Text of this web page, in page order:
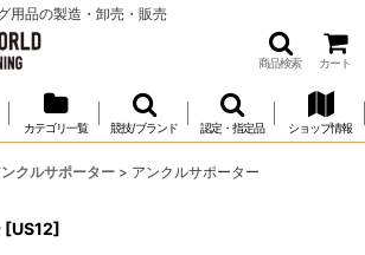
用品の製造・卸売・販売
商品検索 カート
カテゴリ一覧 競技/ブランド 認定・指定品 ショップ情報
クルサポーター > アンクルサポーター
[US12]